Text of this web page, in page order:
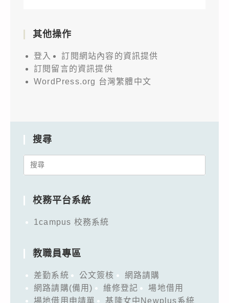
其他操作
登入
訂閱網站內容的資訊提供
訂閱留言的資訊提供
WordPress.org 台灣繁體中文
搜尋
Search
校務平台系統
1campus 校務系統
教職員專區
差勤系統 公文簽核
網路請購
網路請購(備用)
維修登記
場地借用
場地借用申請單
基隆女中Newplus系統